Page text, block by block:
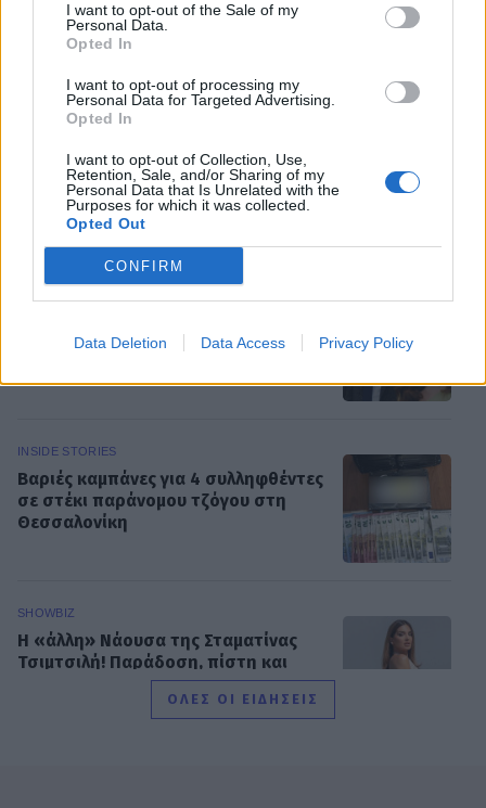
I want to opt-out of the Sale of my
Personal Data.
Opted In
I want to opt-out of processing my
Personal Data for Targeted Advertising.
Opted In
I want to opt-out of Collection, Use,
Retention, Sale, and/or Sharing of my
Personal Data that Is Unrelated with the
Purposes for which it was collected.
Opted Out
CONFIRM
Data Deletion Data Access Privacy Policy
SHOWBIZ
Λευκό πουκάμισο και μάξι φούστα! Η
Δανάη Παππά με το πιο κλασσικό και
αξεπέραστο σύνολο
MEDIA
Γιλντιρίμ & Μπορά αποκαλύπτει την
INSIDE STORIES
Βαριές καμπάνες για 4 συλληφθέντες
σε στέκι παράνομου τζόγου στη
Θεσσαλονίκη
SHOWBIZ
Η «άλλη» Νάουσα της Σταματίνας
Τσιμτσιλή! Παράδοση, πίστη και
ξεχωριστές στιγμές στην Πάρο
ΟΛΕΣ ΟΙ ΕΙΔΗΣΕΙΣ